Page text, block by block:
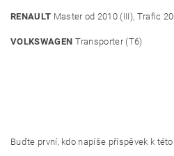
RENAULT Master od 2010 (III), Trafic
VOLKSWAGEN Transporter (T6)
Buďte první, kdo napíše příspěvek k